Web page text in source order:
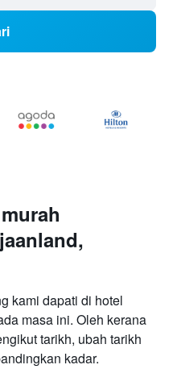
kami dapati di hotel
masa ini. Oleh kerana
tarikh, ubah tarikh
kadar.